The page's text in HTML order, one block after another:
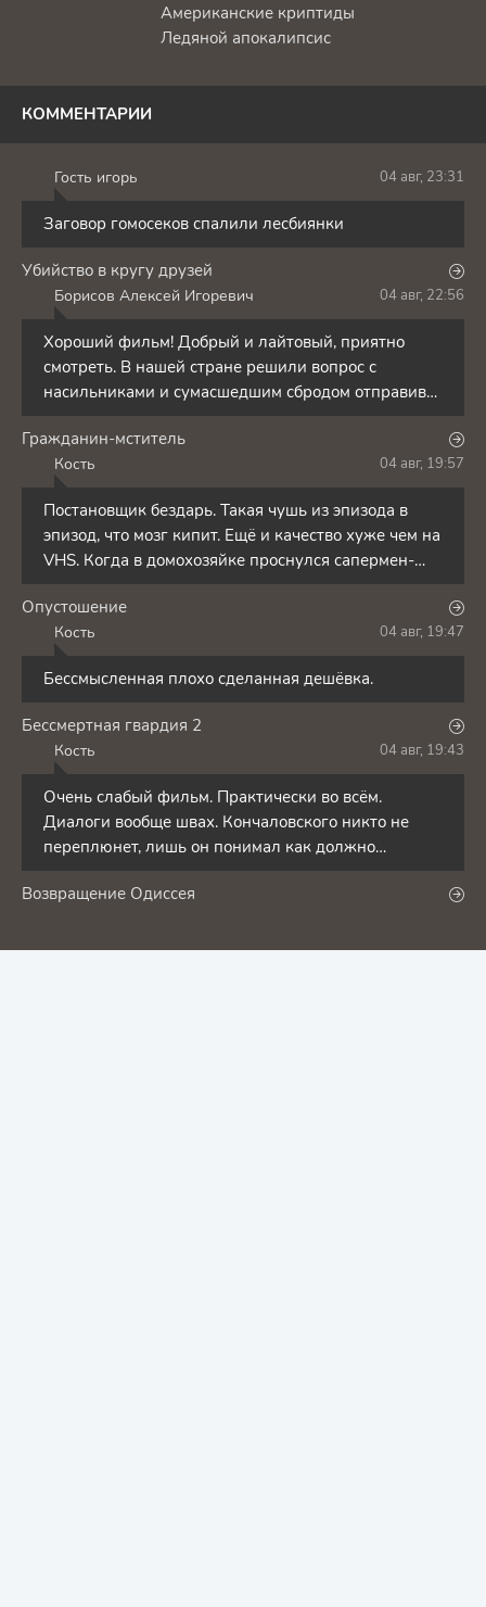
Американские криптиды
Ледяной апокалипсис
КОММЕНТАРИИ
Гость игорь 04 авг, 23:31
Заговор гомосеков спалили лесбиянки
Убийство в кругу друзей
Борисов Алексей Игоревич 04 авг, 22:56
Хороший фильм! Добрый и лайтовый, приятно
смотреть. В нашей стране решили вопрос с
насильниками и сумасшедшим сбродом отправив
их на сво заманив
Гражданин-мститель
Кость 04 авг, 19:57
Постановщик бездарь. Такая чушь из эпизода в
эпизод, что мозг кипит. Ещё и качество хуже чем на
VHS. Когда в домохозяйке проснулся сапермен-
нендзя,
Опустошение
Кость 04 авг, 19:47
Бессмысленная плохо сделанная дешёвка.
Бессмертная гвардия 2
Кость 04 авг, 19:43
Очень слабый фильм. Практически во всём.
Диалоги вообще швах. Кончаловского никто не
переплюнет, лишь он понимал как должно
выглядеть по-настоящему
Возвращение Одиссея